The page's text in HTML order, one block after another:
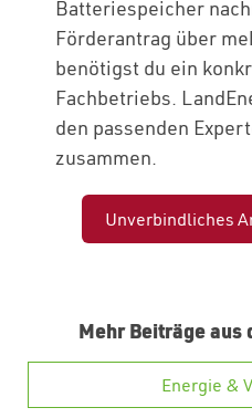
Batteriespeicher
Förderantrag über
benötigst du ein
Fachbetriebs.
den passenden
zusammen.
Unverbindliches
Mehr Beiträge aus
Energie &